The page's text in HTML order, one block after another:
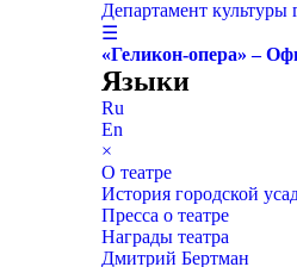
Департамент
☰
«Геликон-опера» –
Языки
Ru
En
×
О театре
История городской
Пресса о театре
Награды театра
Дмитрий Бертман